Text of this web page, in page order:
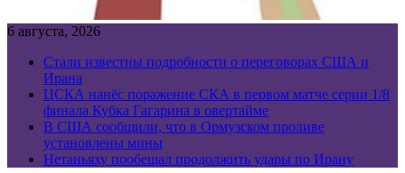
6 августа, 2026
Стали известны подробности о переговорах США и
Ирана
ЦСКА нанёс поражение СКА в первом матче серии 1/8
финала Кубка Гагарина в овертайме
В США сообщили, что в Ормузском проливе
установлены мины
Нетаньяху пообещал продолжить удары по Ирану